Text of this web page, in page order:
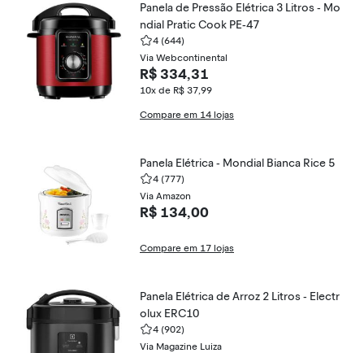
Panela de Pressão Elétrica 3 Litros - Mo
ndial Pratic Cook PE-47
4 (644)
Via Webcontinental
R$ 334,31
10x de R$ 37,99
Compare em 14 lojas
Panela Elétrica - Mondial Bianca Rice 5
4 (777)
Via Amazon
R$ 134,00
Compare em 17 lojas
Panela Elétrica de Arroz 2 Litros - Electr
olux ERC10
4 (902)
Via Magazine Luiza